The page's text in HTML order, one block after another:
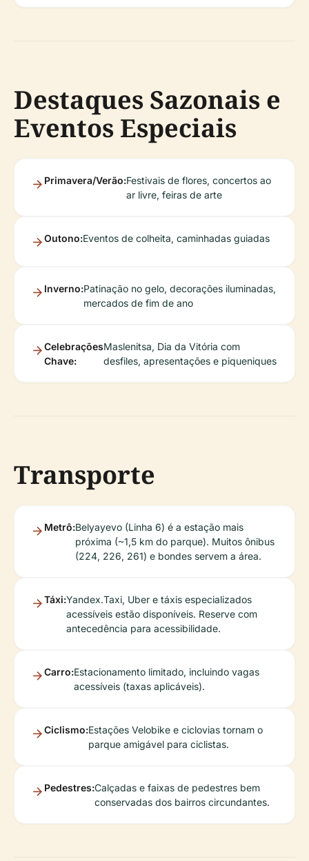
Destaques Sazonais e
Eventos Especiais
Primavera/Verão:Festivais de flores, concertos ao
ar livre, feiras de arte
Outono:Eventos de colheita, caminhadas guiadas
Inverno:Patinação no gelo, decorações iluminadas,
mercados de fim de ano
Celebrações
Chave:
Maslenitsa, Dia da Vitória com
desfiles, apresentações e piqueniques
Transporte
Metrô:Belyayevo (Linha 6) é a estação mais
próxima (~1,5 km do parque). Muitos ônibus
(224, 226, 261) e bondes servem a área.
Táxi:Yandex.Taxi, Uber e táxis especializados
acessíveis estão disponíveis. Reserve com
antecedência para acessibilidade.
Carro:Estacionamento limitado, incluindo vagas
acessíveis (taxas aplicáveis).
Ciclismo:Estações Velobike e ciclovias tornam o
parque amigável para ciclistas.
Pedestres:Calçadas e faixas de pedestres bem
conservadas dos bairros circundantes.